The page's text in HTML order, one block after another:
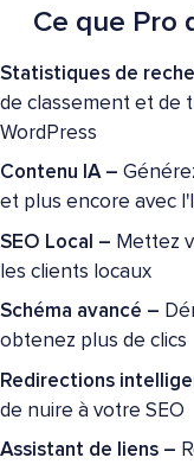
Ce que Pro
Statistiques de
de classement et de
WordPress
Contenu IA –
et plus encore avec
SEO Local – Mettez
les clients locaux
Schéma avancé –
obtenez plus de clics
Redirections
de nuire à votre SEO
Assistant de liens –